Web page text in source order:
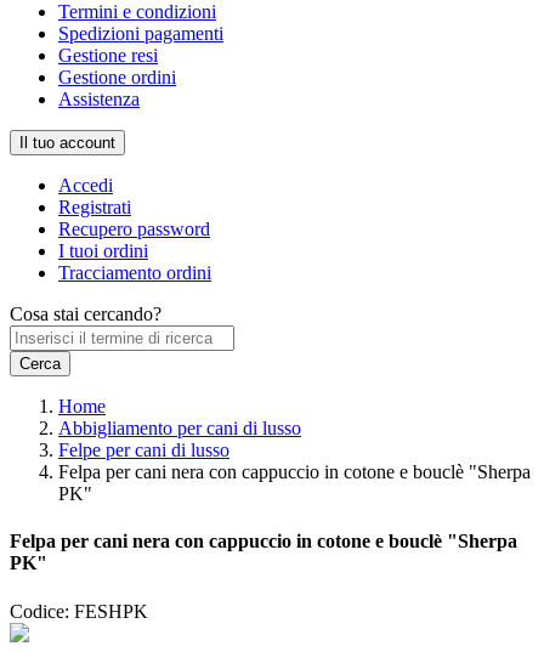
Termini e condizioni
Spedizioni pagamenti
Gestione resi
Gestione ordini
Assistenza
Il tuo account
Accedi
Registrati
Recupero password
I tuoi ordini
Tracciamento ordini
Cosa stai cercando?
Home
Abbigliamento per cani di lusso
Felpe per cani di lusso
Felpa per cani nera con cappuccio in cotone e bouclè "Sherpa
PK"
Felpa per cani nera con cappuccio in cotone e bouclè "Sherpa
PK"
Codice: FESHPK